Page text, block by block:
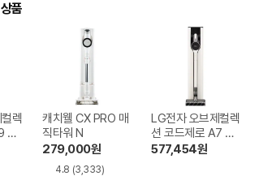
품
렉
AX
캐치웰 CX PRO 매
직타워 N
279,000원
4.8 (3,333)
LG전자 오브제컬렉
션 코드제로 A7 Co
re A720WA
577,454원